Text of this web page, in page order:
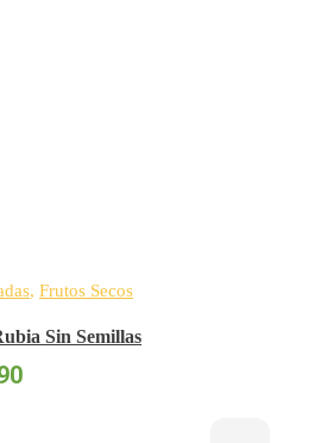
, Frutos Secos
Sin Semillas